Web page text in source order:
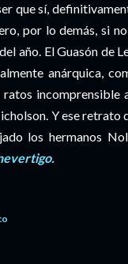
que sí,
por lo demás, si
año. El Guasón de
anárquica,
incomprensible
Y ese retrato
los hermanos